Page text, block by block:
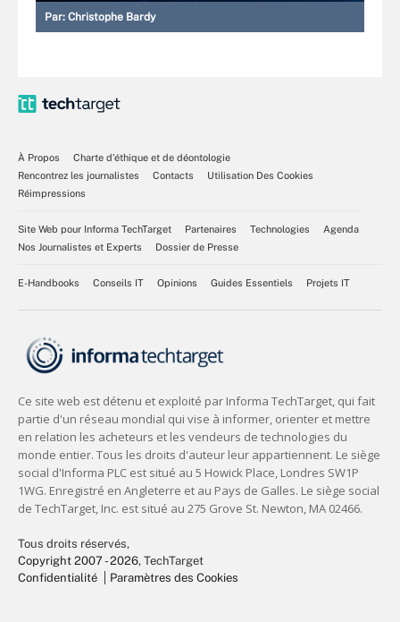
Par: Christophe Bardy
À Propos
Charte d’éthique et de déontologie
Rencontrez les journalistes
Contacts
Utilisation Des Cookies
Réimpressions
Site Web pour Informa TechTarget Partenaires Technologies
Agenda
Nos Journalistes et Experts
Dossier de Presse
E-Handbooks Conseils IT Opinions Guides Essentiels Projets IT
Tous droits réservés,
Copyright 2007 - 2026, TechTarget
Confidentialité
Paramètres des Cookies